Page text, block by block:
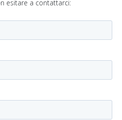
esitare a contattarci: